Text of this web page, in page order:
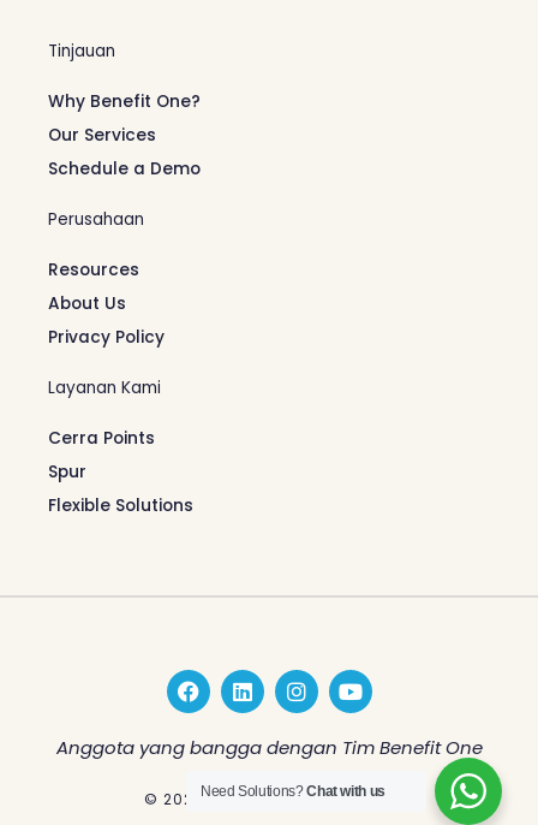
Tinjauan
Why Benefit One?
Our Services
Schedule a Demo
Perusahaan
Resources
About Us
Privacy Policy
Layanan Kami
Cerra Points
Spur
Flexible Solutions
F
a
c
e
L
i
n
k
e
d
I
n
s
t
a
g
Y
o
u
t
b
Anggota yang bangga dengan Tim Benefit One
© 2026 Benefit One Indonesia
Need Solutions?Chat with us